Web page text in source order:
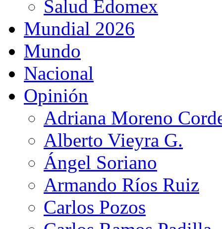
Salud Edomex
Mundial 2026
Mundo
Nacional
Opinión
Adriana Moreno
Alberto Vieyra G.
Ángel Soriano
Armando Ríos Ruiz
Carlos Pozos